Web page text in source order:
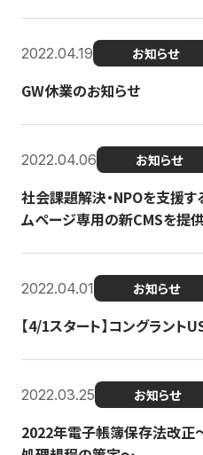
2022.04.19 お知らせ
GW休業のお知らせ
2022.04.06 お知らせ
社会課題解決・NPOを支援す
ムページ専用の新CMSを提供
2022.04.01 お知らせ
【4/1スタート】コングラント
2022.03.25 お知らせ
2022年電子帳簿保存法改正